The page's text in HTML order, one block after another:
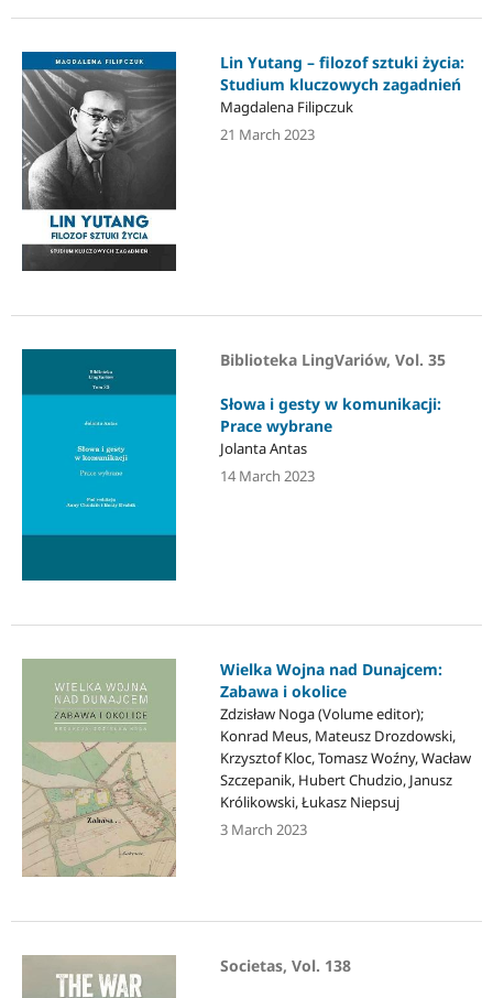
Lin Yutang – filozof sztuki życia:
Studium kluczowych zagadnień
Magdalena Filipczuk
21 March 2023
Biblioteka LingVariów, Vol. 35
Słowa i gesty w komunikacji:
Prace wybrane
Jolanta Antas
14 March 2023
Wielka Wojna nad Dunajcem:
Zabawa i okolice
Zdzisław Noga (Volume editor);
Konrad Meus, Mateusz Drozdowski,
Krzysztof Kloc, Tomasz Woźny, Wacław
Szczepanik, Hubert Chudzio, Janusz
Królikowski, Łukasz Niepsuj
3 March 2023
Societas, Vol. 138